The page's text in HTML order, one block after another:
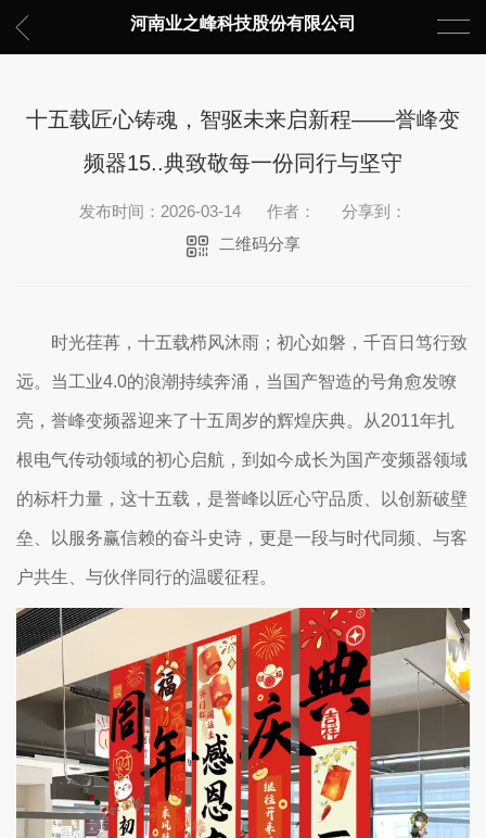
河南业之峰科技股份有限公司
十五载匠心铸魂，智驱未来启新程——誉峰变
频器15..典致敬每一份同行与坚守
发布时间：2026-03-14 作者：
分享到：
二维码分享
时光荏苒，十五载栉风沐雨；初心如磐，千百日笃行致
远。当工业4.0的浪潮持续奔涌，当国产智造的号角愈发嘹
亮，誉峰变频器迎来了十五周岁的辉煌庆典。从2011年扎
根电气传动领域的初心启航，到如今成长为国产变频器领域
的标杆力量，这十五载，是誉峰以匠心守品质、以创新破壁
垒、以服务赢信赖的奋斗史诗，更是一段与时代同频、与客
户共生、与伙伴同行的温暖征程。